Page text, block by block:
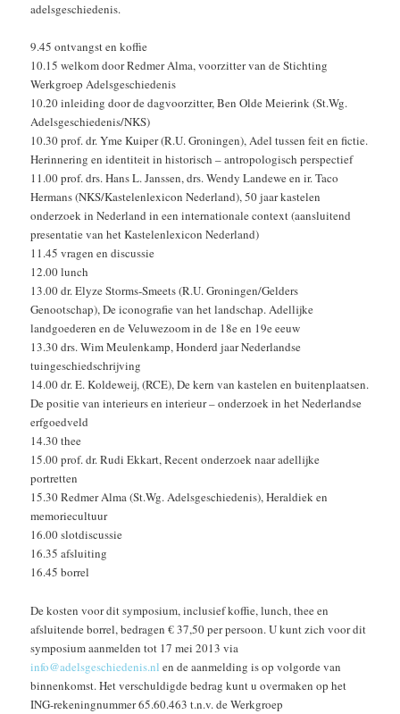
adelsgeschiedenis.
9.45 ontvangst en koffie
10.15 welkom door Redmer Alma, voorzitter van de Stichting
Werkgroep Adelsgeschiedenis
10.20 inleiding door de dagvoorzitter, Ben Olde Meierink (St.Wg.
Adelsgeschiedenis/NKS)
10.30 prof. dr. Yme Kuiper (R.U. Groningen), Adel tussen feit en fictie.
Herinnering en identiteit in historisch – antropologisch perspectief
11.00 prof. drs. Hans L. Janssen, drs. Wendy Landewe en ir. Taco
Hermans (NKS/Kastelenlexicon Nederland), 50 jaar kastelen
onderzoek in Nederland in een internationale context (aansluitend
presentatie van het Kastelenlexicon Nederland)
11.45 vragen en discussie
12.00 lunch
13.00 dr. Elyze Storms-Smeets (R.U. Groningen/Gelders
Genootschap), De iconografie van het landschap. Adellijke
landgoederen en de Veluwezoom in de 18e en 19e eeuw
13.30 drs. Wim Meulenkamp, Honderd jaar Nederlandse
tuingeschiedschrijving
14.00 dr. E. Koldeweij, (RCE), De kern van kastelen en buitenplaatsen.
De positie van interieurs en interieur – onderzoek in het Nederlandse
erfgoedveld
14.30 thee
15.00 prof. dr. Rudi Ekkart, Recent onderzoek naar adellijke
portretten
15.30 Redmer Alma (St.Wg. Adelsgeschiedenis), Heraldiek en
memoriecultuur
16.00 slotdiscussie
16.35 afsluiting
16.45 borrel
De kosten voor dit symposium, inclusief koffie, lunch, thee en
afsluitende borrel, bedragen € 37,50 per persoon. U kunt zich voor dit
symposium aanmelden tot 17 mei 2013 via
info@adelsgeschiedenis.nl en de aanmelding is op volgorde van
binnenkomst. Het verschuldigde bedrag kunt u overmaken op het
ING-rekeningnummer 65.60.463 t.n.v. de Werkgroep